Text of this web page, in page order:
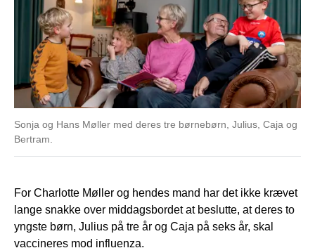
Sonja og Hans Møller med deres tre børnebørn, Julius, Caja og
Bertram.
For Charlotte Møller og hendes mand har det ikke krævet
lange snakke over middagsbordet at beslutte, at deres to
yngste børn, Julius på tre år og Caja på seks år, skal
vaccineres mod influenza.